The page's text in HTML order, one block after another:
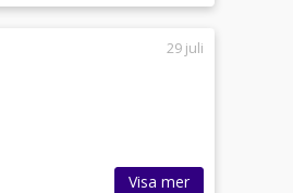
29 juli
Visa mer